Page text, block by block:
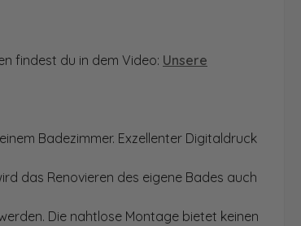
findest du in dem Video: Unsere
Badezimmer. Exzellenter Digitaldruck
das Renovieren des eigene Bades auch
Die nahtlose Montage bietet keinen